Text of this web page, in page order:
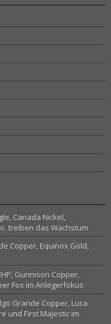
Canada Nickel,
treiben das Wachstum
Copper, Equinox Gold,
Gunnison Copper,
Fox im Anlegerfokus
Grande Copper, Luca
und First Majestic im